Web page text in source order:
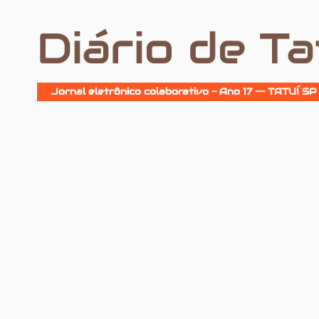
Diário de
Jornal eletrônico colaborativo - Ano 17 -- TATUÍ SP